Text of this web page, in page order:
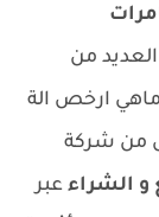
من
ماهي ارخص الة
من شركة
و الشراء عبر